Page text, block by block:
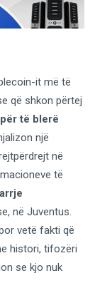
it më të
që shkon përtej
të blerë
një
në
të
në Juventus.
vetë fakti që
histori, tifozëri
se kjo nuk